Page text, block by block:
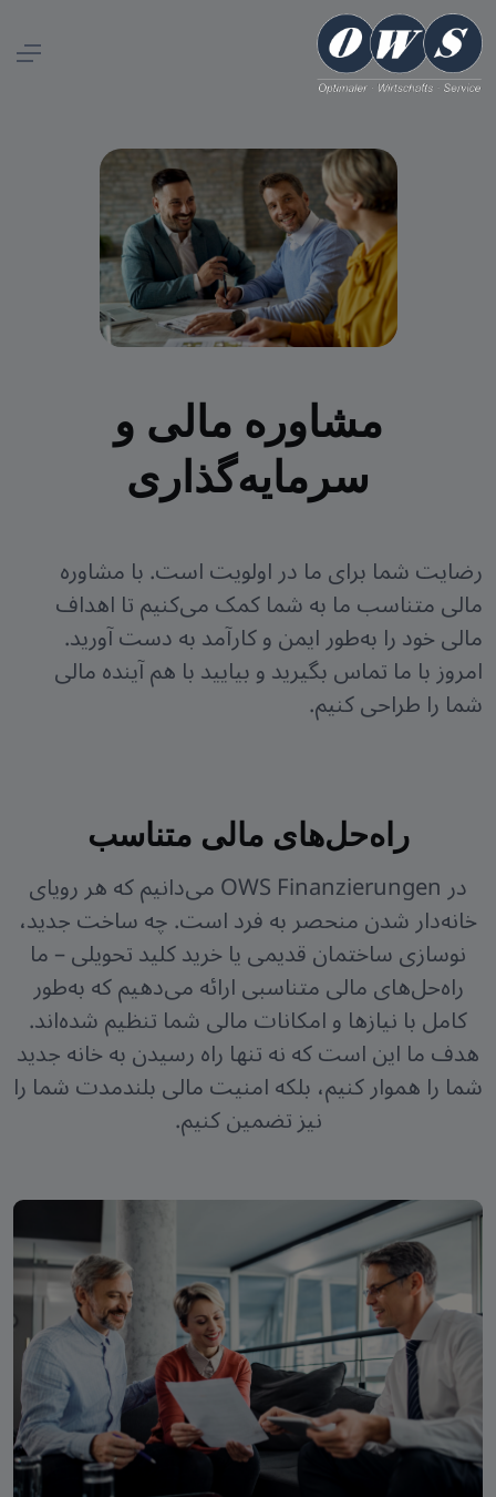
مشاوره مالی و
سرمایه‌گذاری
رضایت شما برای ما در اولویت است. با مشاوره
مالی متناسب ما به شما کمک می‌کنیم تا اهداف
مالی خود را به‌طور ایمن و کارآمد به دست آورید.
امروز با ما تماس بگیرید و بیایید با هم آینده مالی
شما را طراحی کنیم.
راه‌حل‌های مالی متناسب
در OWS Finanzierungen می‌دانیم که هر رویای
خانه‌دار شدن منحصر به فرد است. چه ساخت جدید،
نوسازی ساختمان قدیمی یا خرید کلید تحویلی – ما
راه‌حل‌های مالی متناسبی ارائه می‌دهیم که به‌طور
کامل با نیازها و امکانات مالی شما تنظیم شده‌اند.
هدف ما این است که نه تنها راه رسیدن به خانه جدید
شما را هموار کنیم، بلکه امنیت مالی بلندمدت شما را
نیز تضمین کنیم.